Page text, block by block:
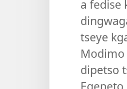
a fedise
tseye
Modimo
dipetso